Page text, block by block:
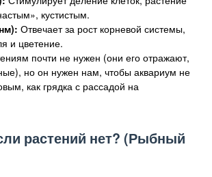
кустистым.
Отвечает за рост корневой системы,
и цветение.
почти не нужен (они его отражают,
но он нужен нам, чтобы аквариум не
как грядка с рассадой на
растений нет? (Рыбный